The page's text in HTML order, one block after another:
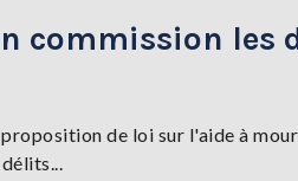
commission les
de loi sur l'aide à